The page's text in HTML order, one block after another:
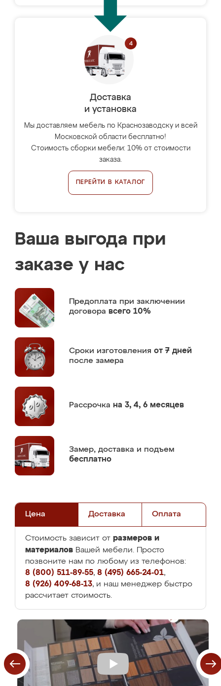
Доставка
и установка
Мы доставляем мебель по Краснозаводску и всей
Московской области бесплатно!
Стоимость сборки мебели: 10% от стоимости
заказа.
ПЕРЕЙТИ В КАТАЛОГ
Ваша выгода при
заказе у нас
Предоплата при заключении
договора всего 10%
Сроки изготовления от 7 дней
после замера
Рассрочка на 3, 4, 6 месяцев
Замер, доставка и подъем
бесплатно
Цена Доставка Оплата
Стоимость зависит от размеров и
материалов Вашей мебели. Просто
позвоните нам по любому из телефонов:
8 (800) 511-89-55, 8 (495) 665-24-01,
8 (926) 409-68-13, и наш менеджер быстро
рассчитает стоимость.